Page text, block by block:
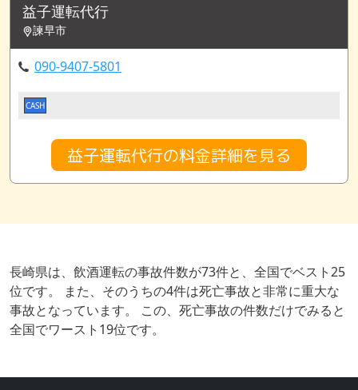
益子運転代行
諫早市
090-9407-5801
CASH
益子運転代行の料金詳細を見る
長崎県は、飲酒運転の事故件数が73件と、全国でベスト25
位です。 また、そのうちの4件は死亡事故と非常に重大な
事故となっています。 この、死亡事故の件数だけでみると
全国でワースト19位です。